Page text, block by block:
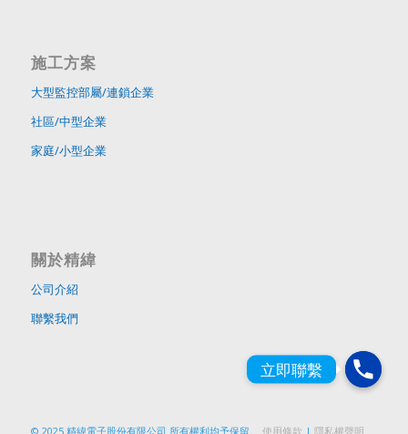
施工方案
大型監控部屬/連鎖企業
社區/中型企業
家庭/小型企業
關於精緯
公司介紹
聯繫我們
© 2025 精緯電子股份有限公司 所有權利均予保留。 使用條款 | 隱私權聲明